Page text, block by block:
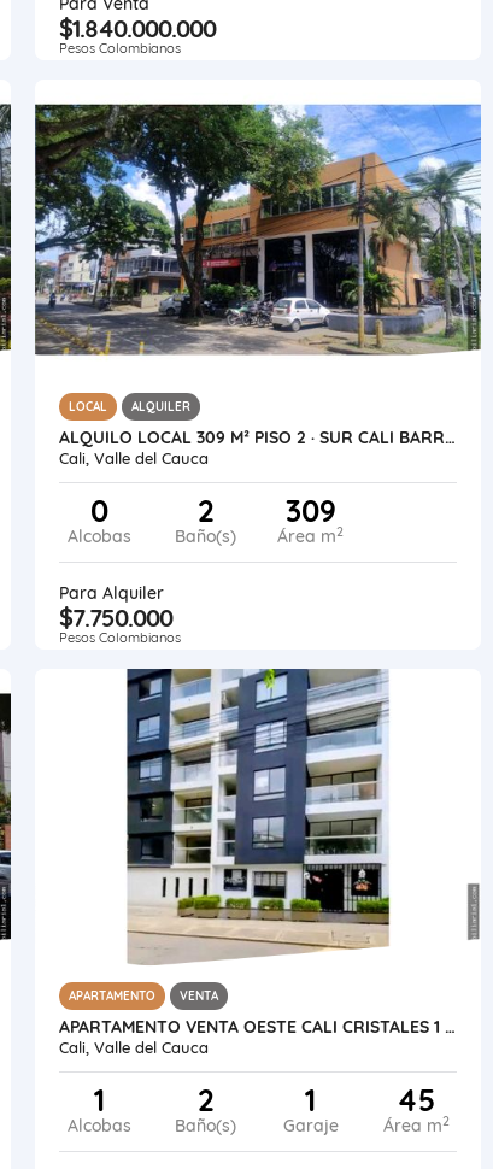
$1.840.000.000
Pesos Colombianos
LOCAL ALQUILER
ALQUILO LOCAL 309 M² PISO 2 · SUR CALI BARRIO LIMONAR CALLE 9 CON 63
Cali, Valle del Cauca
0
Alcobas
2
Baño(s)
309
Área m2
Para Alquiler
$7.750.000
Pesos Colombianos
APARTAMENTO VENTA
APARTAMENTO VENTA OESTE CALI CRISTALES 1 ALC.2 BAÑO RENTAS CORTAS
Cali, Valle del Cauca
1
Alcobas
2
Baño(s)
1
Garaje
45
Área m2